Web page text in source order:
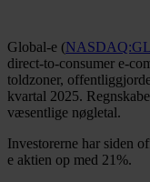
Global-e (
direct-to-consumer e-
toldzoner,
kvartal 2025.
væsentlige nøgletal.
Investorerne har siden
e aktien op med 21%.